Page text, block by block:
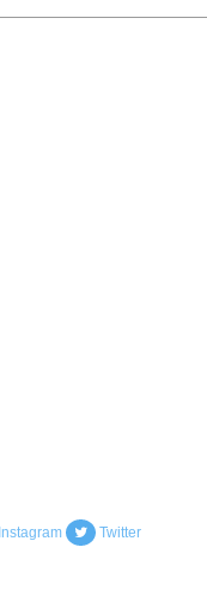
Instagram Twitter